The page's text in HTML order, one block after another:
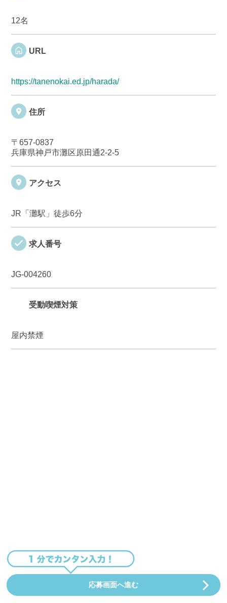
12名
URL
https://tanenokai.ed.jp/harada/
住所
〒657-0837
兵庫県神戸市灘区原田通2-2-5
アクセス
JR「灘駅」徒歩6分
求人番号
JG-004260
受動喫煙対策
屋内禁煙
応募画面へ進む